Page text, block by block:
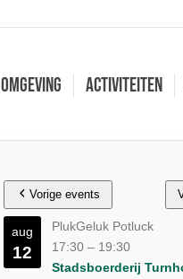
Omgeving Activiteiten
Vorige events
aug
12
PlukGeluk Potluck
17:30 – 19:30
Stadsboerderij